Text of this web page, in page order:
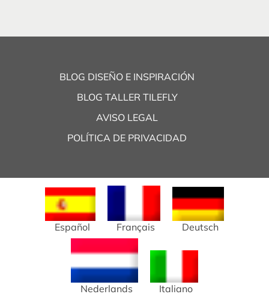
BLOG DISEÑO E INSPIRACIÓN
BLOG TALLER TILEFLY
AVISO LEGAL
POLÍTICA DE PRIVACIDAD
Español Français Deutsch
Nederlands Italiano